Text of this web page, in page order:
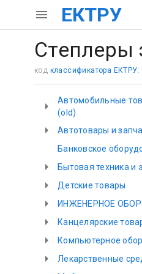
ЕКТРУ
Степлеры
код классификатора ЕКТРУ:
Автомобильные
(old)
Автотовары и
Банковское
Бытовая техника и
Детские товары
ИНЖЕНЕРНОЕ
Канцелярские
Компьютерное
Лекарственные